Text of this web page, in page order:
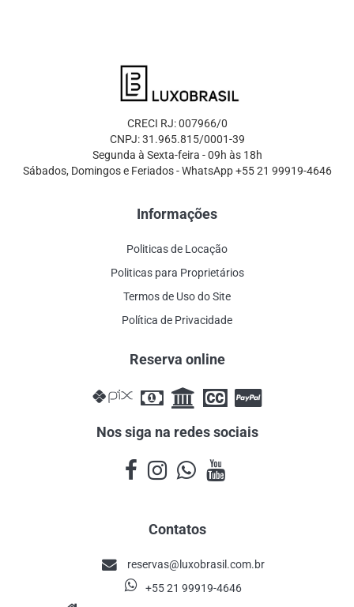
CRECI RJ: 007966/0
CNPJ: 31.965.815/0001-39
Segunda à Sexta-feira - 09h às 18h
Sábados, Domingos e Feriados - WhatsApp +55 21 99919-4646
Informações
Politicas de Locação
Politicas para Proprietários
Termos de Uso do Site
Política de Privacidade
Reserva online
Nos siga na redes sociais
Contatos
reservas@luxobrasil.com.br
+55 21 99919-4646